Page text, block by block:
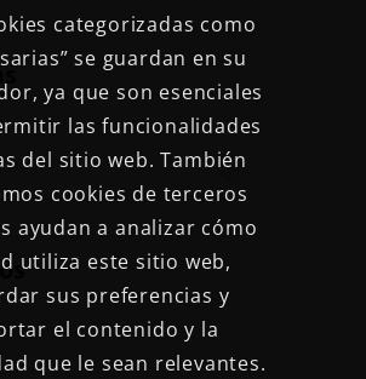
categorizadas como
se guardan en su
ya que son esenciales
las funcionalidades
del sitio web. También
cookies de terceros
ayudan a analizar cómo
utiliza este sitio web,
sus preferencias y
el contenido y la
que le sean relevantes.